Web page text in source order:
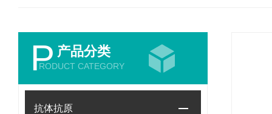
P 产品分类
RODUCT CATEGORY
抗体抗原